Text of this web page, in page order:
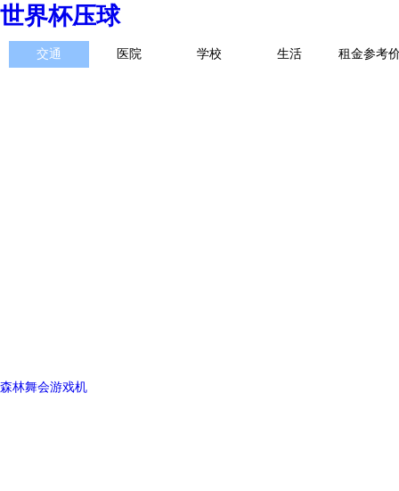
世界杯压球
交通 医院 学校 生活 租金参考
森林舞会游戏机